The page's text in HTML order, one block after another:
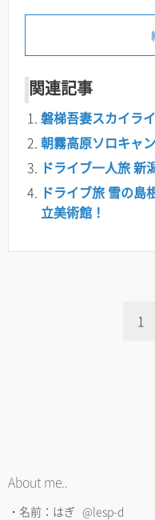
関連記事
磐梯吾妻スカイラ
朝霧高原ソロキャ
ドライブ一人旅 新
ドライブ旅 雪の島
立美術館！
1
About me..
・名前：はぎ @lesp-d